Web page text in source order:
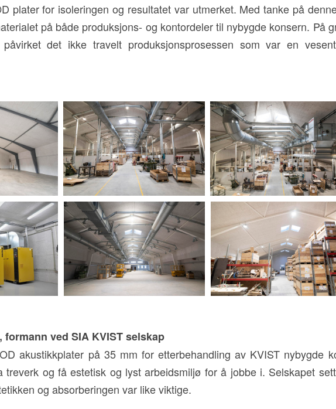
plater for isoleringen og resultatet var utmerket. Med tanke på
på både produksjons- og kontordeler til nybygde konsern. På
påvirket det ikke travelt produksjonsprosessen som var en
ved SIA KVIST selskap
akustikkplater på 35 mm for etterbehandling av KVIST nybygde
treverk og få estetisk og lyst arbeidsmiljø for å jobbe i. Selskapet
og absorberingen var like viktige.